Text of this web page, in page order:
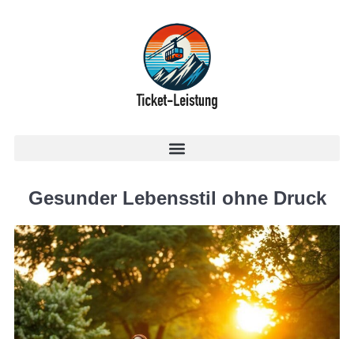
Gesunder Lebensstil ohne Druck